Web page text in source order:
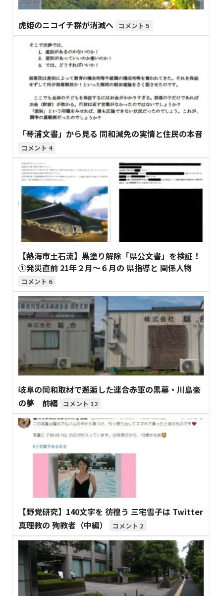
虎姫のニコイチ群が消滅へ 5
「琴浦文書」から見る 同和減免の実情と住民の本音
4
【熱海市土石流】黒塗り解除「県公文書」を検証！
①発災直前 21年２月～６月の 県指導と 関係人物
6
岐阜の同和取材で邂逅した連合赤軍の黒幕・川島豪
の夢 前編
12
【野党研究】140文字を 彷徨う 三宅雪子は Twitter
真理教の 殉教者（中編）
2